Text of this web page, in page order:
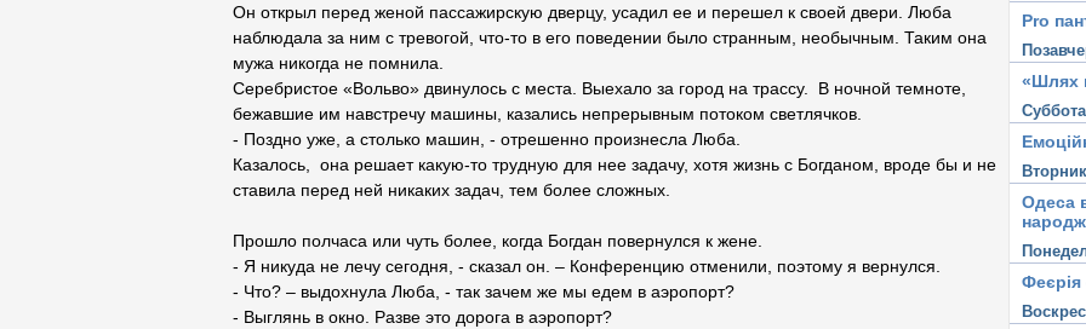
Он открыл перед женой пассажирскую дверцу, усадил ее и перешел к своей двери. Люба
наблюдала за ним с тревогой, что-то в его поведении было странным, необычным. Таким она
мужа никогда не помнила.
Серебристое «Вольво» двинулось с места. Выехало за город на трассу. В ночной темноте,
бежавшие им навстречу машины, казались непрерывным потоком светлячков.
- Поздно уже, а столько машин, - отрешенно произнесла Люба.
Казалось, она решает какую-то трудную для нее задачу, хотя жизнь с Богданом, вроде бы и не
ставила перед ней никаких задач, тем более сложных.
Прошло полчаса или чуть более, когда Богдан повернулся к жене.
- Я никуда не лечу сегодня, - сказал он. – Конференцию отменили, поэтому я вернулся.
- Что? – выдохнула Люба, - так зачем же мы едем в аэропорт?
- Выглянь в окно. Разве это дорога в аэропорт?
Pro
«Шлях
Одеса
Феєрія